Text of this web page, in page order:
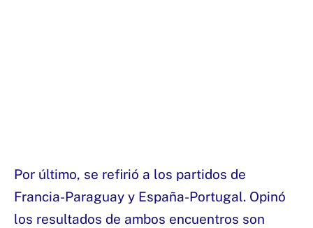
Por último, se refirió a los partidos de
Francia-Paraguay y España-Portugal. Opinó
los resultados de ambos encuentros son